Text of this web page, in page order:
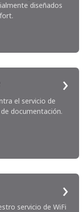
diseñados
›
el servicio de
documentación.
›
servicio de WiFi